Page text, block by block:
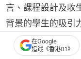
言、課程設計及收
背景的學生的吸引
學歷本地生的比例
定持特定學歷學生
在Google
追蹤《香港01》